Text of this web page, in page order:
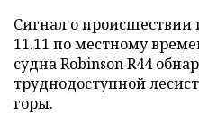
Сигнал о происшествии
11.11 по местному
судна Robinson R44
труднодоступной
горы.